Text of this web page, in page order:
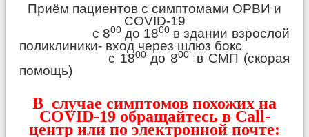
Приём пациентов с симптомами ОРВИ и
COVID-19
с 800 до 1800 в здании взрослой
поликлиники- вход через шлюз бокс
с 1800 до 800 в СМП (скорая
помощь)
В случае симптомов похожих на
COVID-19 обращайтесь в Call-
центр или по электронной почте: